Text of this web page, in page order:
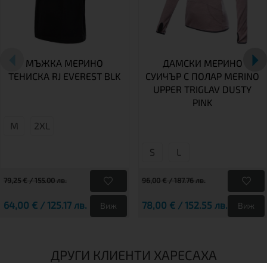
МЪЖКА МЕРИНО
ТЕНИСКА RJ EVEREST BLK
М 2XL
79,25 € / 155.00 лв.
64,00 € / 125.17 лв. Виж
ДАМСКИ МЕРИНО
СУИЧЪР С ПОЛАР MERINO
UPPER TRIGLAV DUSTY
PINK
S L
96,00 € / 187.76 лв.
78,00 € / 152.55 лв. Виж
ДРУГИ КЛИЕНТИ ХАРЕСАХА